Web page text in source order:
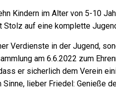
Kindern im Alter von 5-10
Stolz auf eine komplette
Verdienste in der Jugend,
am 6.6.2022 zum
er sicherlich dem Verein
lieber Friedel: Genieße